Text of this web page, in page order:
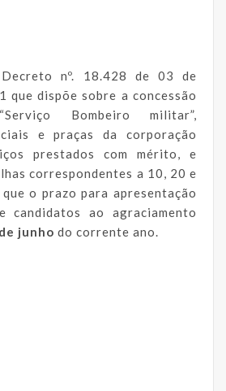
nº. 18.428 de 03 de
que dispõe sobre a concessão
Bombeiro militar”,
e praças da corporação
prestados com mérito, e
correspondentes a 10, 20 e
o prazo para apresentação
candidatos ao agraciamento
junho do corrente ano.